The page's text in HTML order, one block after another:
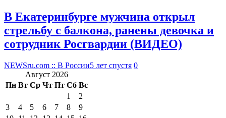
В Екатеринбурге мужчина открыл
стрельбу с балкона, ранены девочка и
сотрудник Росгвардии (ВИДЕО)
NEWSru.com :: В России5 лет спустя 0
Август 2026
Пн Вт Ср Чт Пт Сб Вс
1
2
3
4 5 6 7 8
9